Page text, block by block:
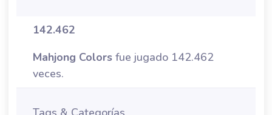
142.462
Mahjong Colors fue jugado 142.462
veces.